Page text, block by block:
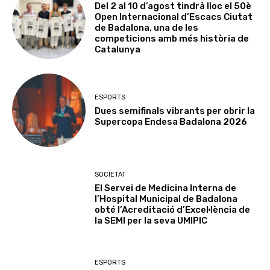
Del 2 al 10 d’agost tindrà lloc el 50è
Open Internacional d’Escacs Ciutat
de Badalona, una de les
competicions amb més història de
Catalunya
ESPORTS
Dues semifinals vibrants per obrir la
Supercopa Endesa Badalona 2026
SOCIETAT
El Servei de Medicina Interna de
l’Hospital Municipal de Badalona
obté l’Acreditació d’Excel·lència de
la SEMI per la seva UMIPIC
ESPORTS